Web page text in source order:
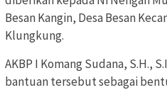
Besan Kangin, Desa Besan
Klungkung.
AKBP I Komang Sudana, S.H.,
bantuan tersebut sebagai